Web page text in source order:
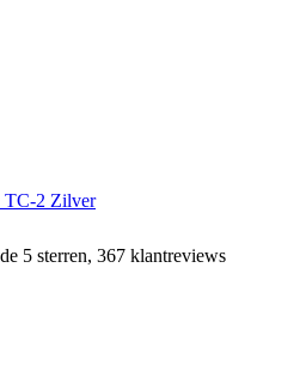
TC-2 Zilver
5 sterren, 367 klantreviews